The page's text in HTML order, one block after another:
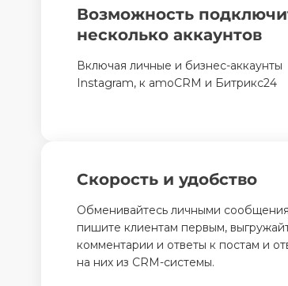
Возможность
несколько аккаунтов
Включая личные и бизнес-аккаунты
Instagram, к amoCRM и Битрикс24
Скорость и удобство
Обменивайтесь личными
пишите клиентам первым,
комментарии и ответы к постам и
на них из CRM-системы.